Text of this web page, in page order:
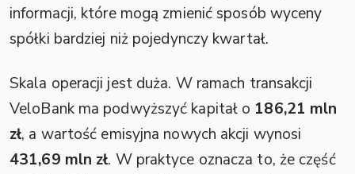
informacji, które mogą zmienić sposób wyceny
spółki bardziej niż pojedynczy kwartał.
Skala operacji jest duża. W ramach transakcji
VeloBank ma podwyższyć kapitał o 186,21 mln
zł, a wartość emisyjna nowych akcji wynosi
431,69 mln zł. W praktyce oznacza to, że część